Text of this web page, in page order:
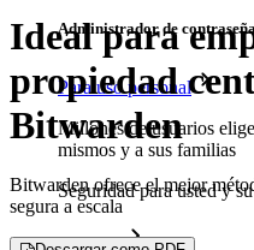
Administrador de
Para uso personal
Millones de usuarios
mismos y a sus familias
Seguridad para usted y
Familias
Ideal para
propiedad
Bitwarden
Bitwarden ofrece el mejor
segura a escala